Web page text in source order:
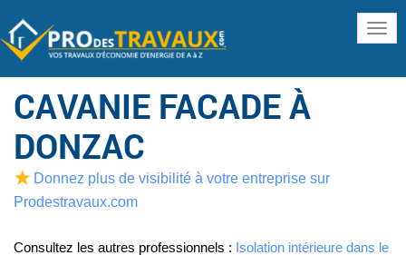
CAVANIE FACADE À
DONZAC
Donnez plus de visibilité à votre entreprise sur
Prodestravaux.com
Consultez les autres professionnels : Isolation intérieure dans le